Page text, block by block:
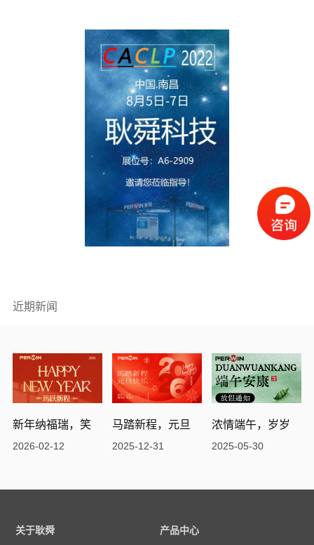
近期新闻
新年纳福瑞，笑
迎新春来
2026-02-12
马踏新程，元旦
快乐
2025-12-31
浓情端午，岁岁
长安康
2025-05-30
关于耿舜 产品中心